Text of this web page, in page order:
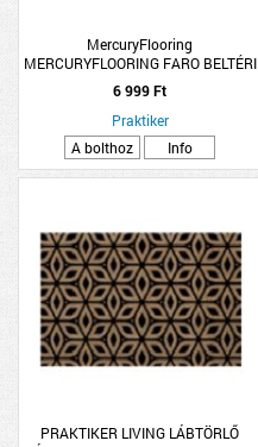
MercuryFlooring
MERCURYFLOORING FARO BELTÉRI
SZENNYFOGÓ LÁBTÖRLŐ 60X90CM
ANTRACIT
6 999 Ft
Praktiker
A bolthoz
Info
PRAKTIKER LIVING LÁBTÖRLŐ